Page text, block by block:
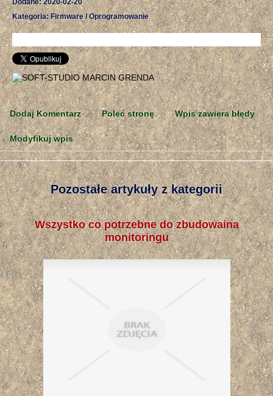
Dodane: 2020-02-20
Kategoria: Firmware / Oprogramowanie
Dodaj Komentarz Poleć stronę Wpis zawiera błędy
Modyfikuj wpis
Pozostałe artykuły z kategorii
Wszystko co potrzebne do zbudowaina
monitoringu